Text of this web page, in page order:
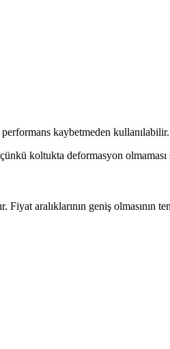
kaybetmeden
koltukta deformasyon
Fiyat aralıklarının geniş olmasının